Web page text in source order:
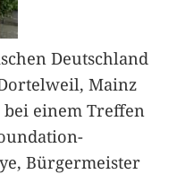
Deutschland
Mainz
einem Treffen
Bürgermeister